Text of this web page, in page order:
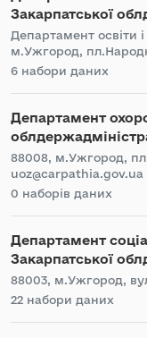
Закарпатської
Департамент освіти
м.Ужгород,
6 набори даних
Департамент
88008, м.Ужгород,
0 наборів даних
Департамент
Закарпатської
88003, м.Ужгород,
22 набори даних